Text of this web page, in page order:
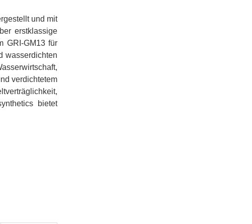
und mit
erstklassige
GRI-GM13 für
wasserdichten
verdichtetem
bietet